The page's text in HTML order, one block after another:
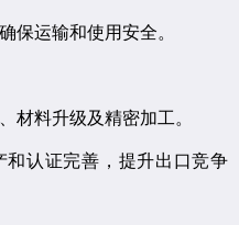
保运输和使用安全。
材料升级及精密加工。
认证完善，提升出口竞争